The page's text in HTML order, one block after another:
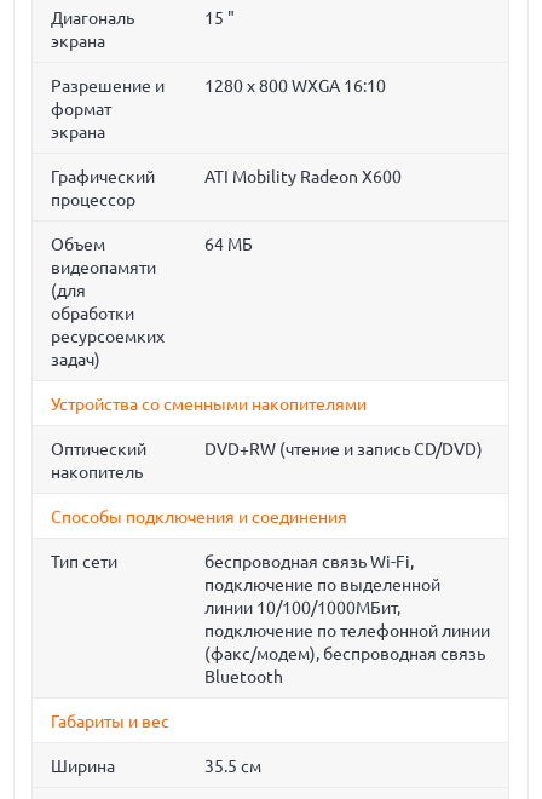
Диагональ
экрана
15 "
Разрешение и
формат
экрана
1280 x 800 WXGA 16:10
Графический
процессор
ATI Mobility Radeon X600
Объем
видеопамяти
(для
обработки
ресурсоемких
задач)
64 МБ
Устройства со сменными накопителями
Оптический
накопитель
DVD+RW (чтение и запись CD/DVD)
Способы подключения и соединения
Тип сети
беспроводная связь Wi-Fi,
подключение по выделенной
линии 10/100/1000МБит,
подключение по телефонной линии
(факс/модем), беспроводная связь
Bluetooth
Габариты и вес
Ширина 35.5 см